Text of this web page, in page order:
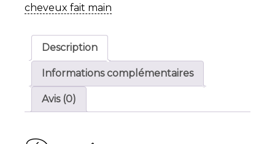
cheveux fait main
Description
Informations complémentaires
Avis (0)